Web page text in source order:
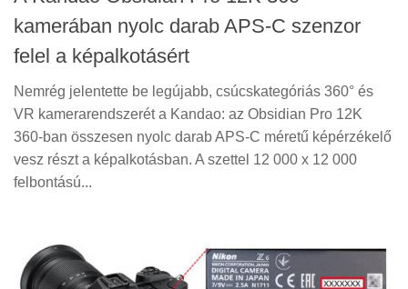
E-BB
kamerában nyolc darab APS-C szenzor
felel a képalkotásért
Nemrég jelentette be legújabb, csúcskategóriás 360° és
VR kamerarendszerét a Kandao: az Obsidian Pro 12K
360-ban összesen nyolc darab APS-C méretű képérzékelő
vesz részt a képalkotásban. A szettel 12 000 x 12 000
felbontású...